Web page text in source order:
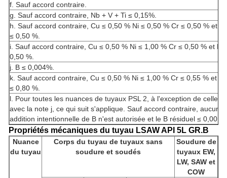
f. Sauf accord contraire.
g. Sauf accord contraire, Nb + V + Ti ≤ 0,15%.
h. Sauf accord contraire, Cu ≤ 0,50 % Ni ≤ 0,50 % Cr ≤ 0,50 % et
≤ 0,50 %.
i. Sauf accord contraire, Cu ≤ 0,50 % Ni ≤ 1,00 % Cr ≤ 0,50 % et
0,50 %.
j. B ≤ 0,004%.
k. Sauf accord contraire, Cu ≤ 0,50 % Ni ≤ 1,00 % Cr ≤ 0,55 % et
≤ 0,80 %.
l. Pour toutes les nuances de tuyaux PSL 2, à l'exception de celles
avec la note j, ce qui suit s'applique. Sauf accord contraire, aucune
addition intentionnelle de B n'est autorisée et le B résiduel ≤
Propriétés mécaniques du tuyau LSAW API 5L GR.B
Nuance
du tuyau
Corps du tuyau de tuyaux sans
soudure et soudés
Soudure de
tuyaux EW,
LW, SAW et
COW